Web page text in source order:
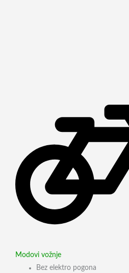
Modovi vožnje
Bez elektro pogona